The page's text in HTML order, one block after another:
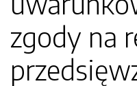
zgody na